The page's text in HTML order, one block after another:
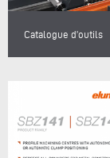
Catalogue d’outils